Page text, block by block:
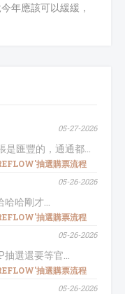
年應該可以緩緩，
05-27-2026
是匯豐的，通通都...
抽選購票流程
05-26-2026
哈哈剛才...
抽選購票流程
05-26-2026
選還要等官...
抽選購票流程
05-26-2026